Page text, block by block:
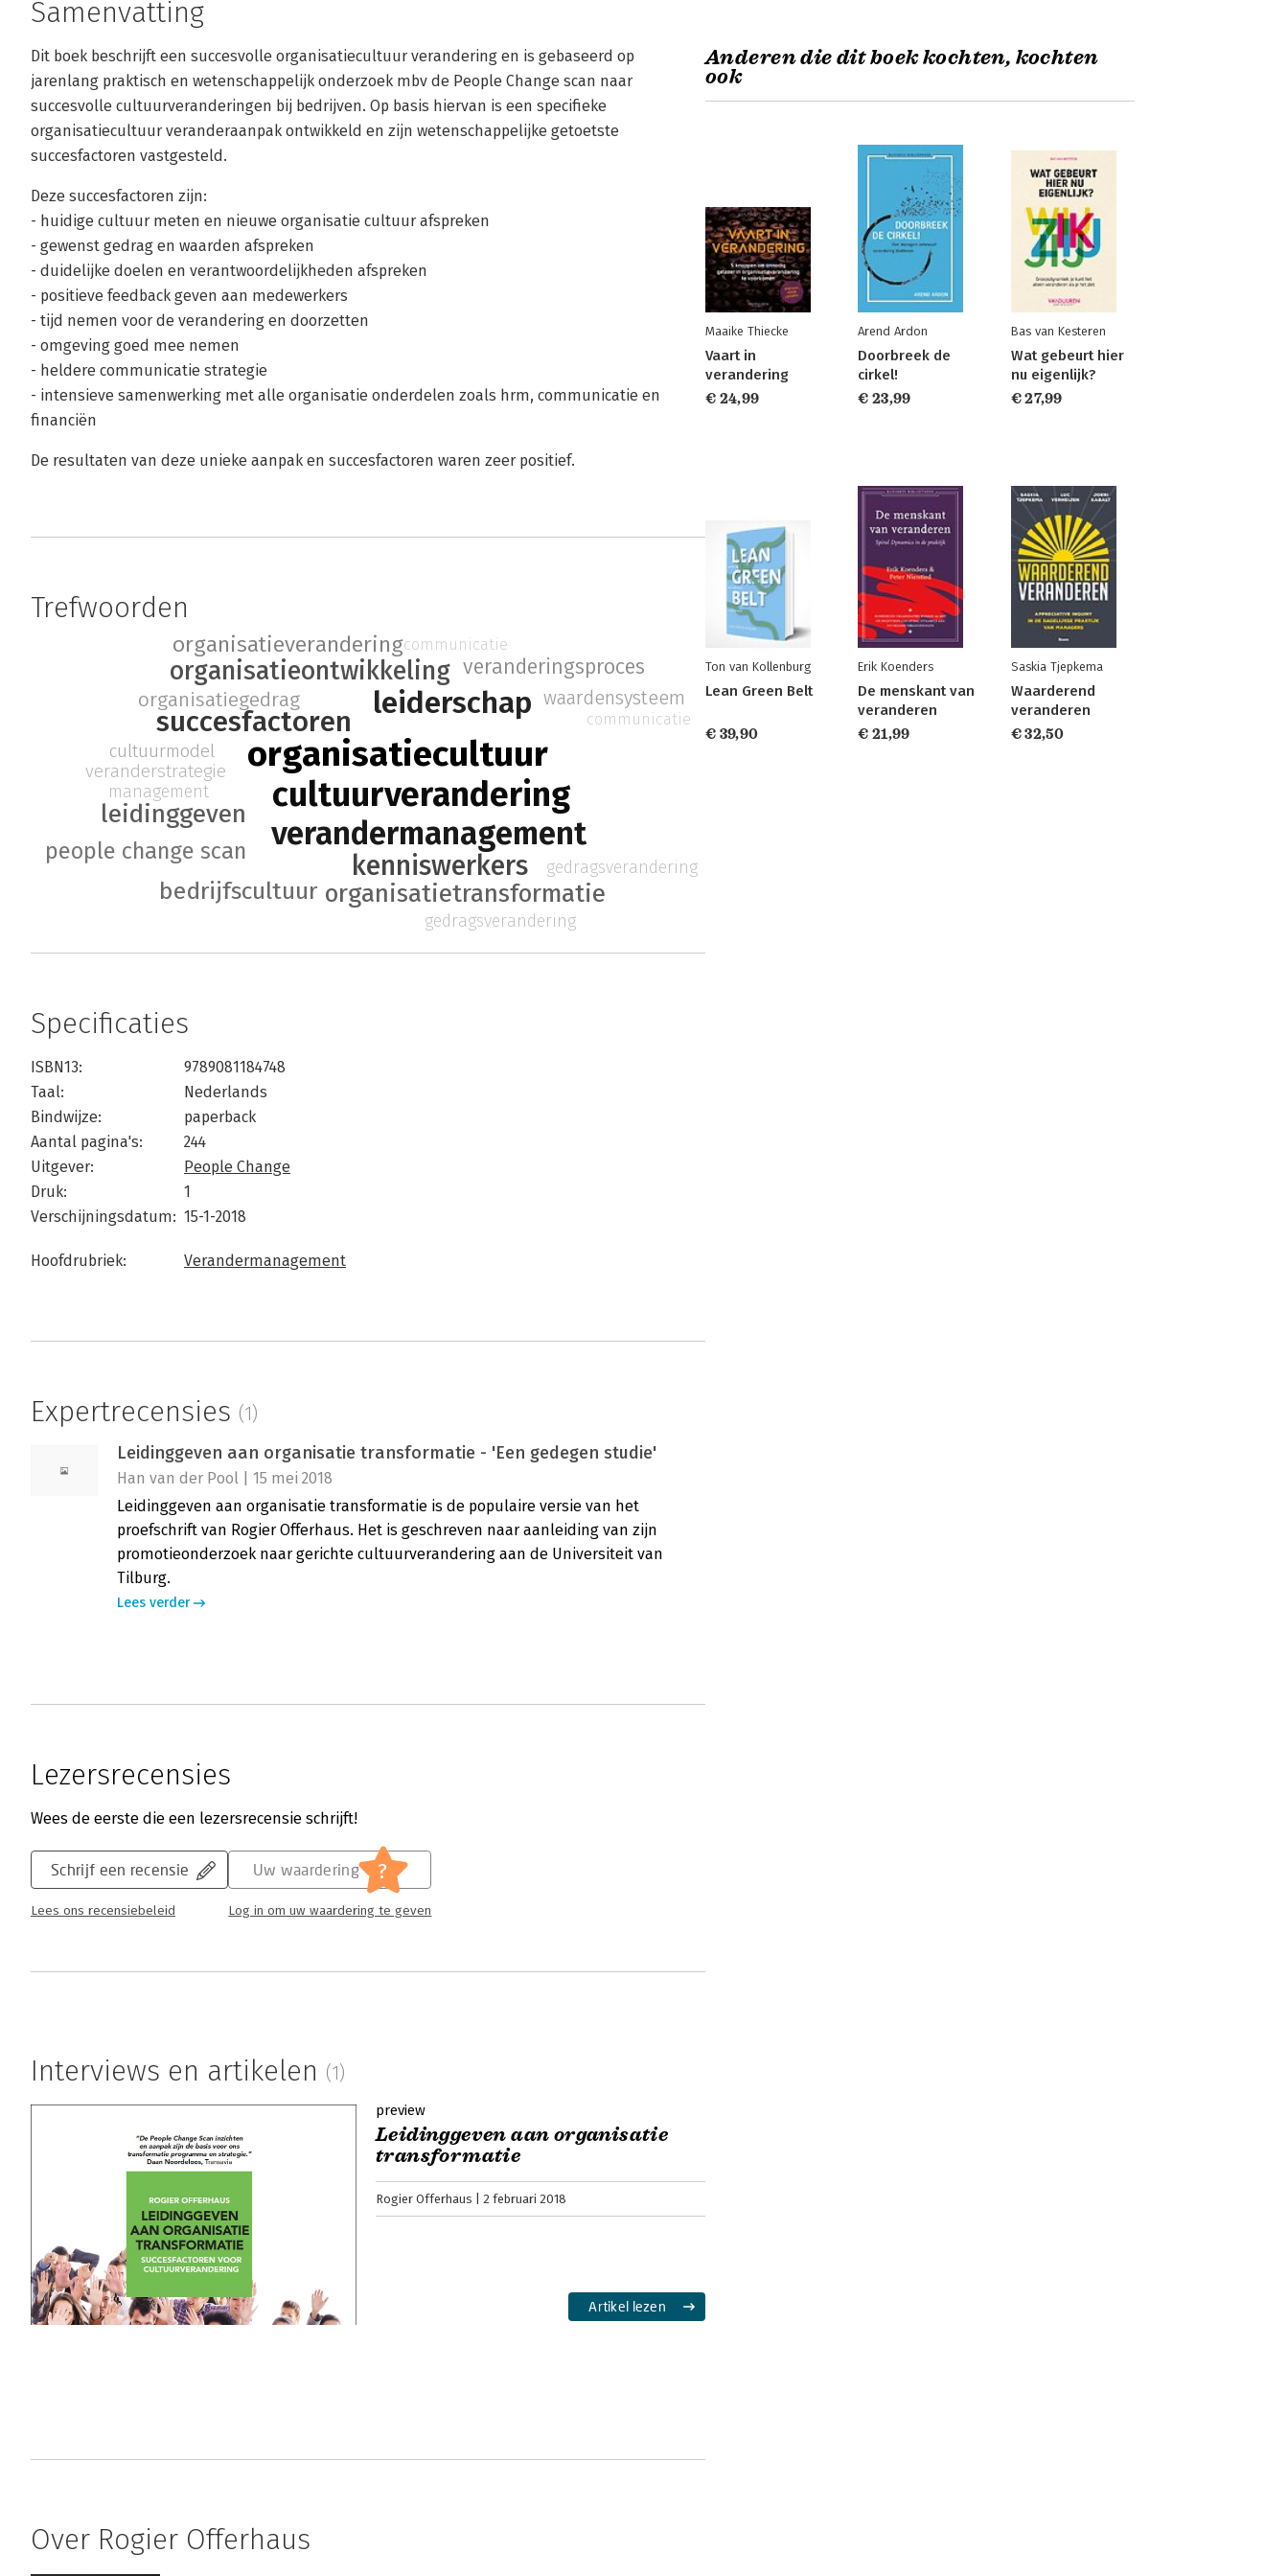
Samenvatting
Dit boek beschrijft een succesvolle organisatiecultuur verandering en is gebaseerd op
jarenlang praktisch en wetenschappelijk onderzoek mbv de People Change scan naar
succesvolle cultuurveranderingen bij bedrijven. Op basis hiervan is een specifieke
organisatiecultuur veranderaanpak ontwikkeld en zijn wetenschappelijke getoetste
succesfactoren vastgesteld.
Deze succesfactoren zijn:
- huidige cultuur meten en nieuwe organisatie cultuur afspreken
- gewenst gedrag en waarden afspreken
- duidelijke doelen en verantwoordelijkheden afspreken
- positieve feedback geven aan medewerkers
- tijd nemen voor de verandering en doorzetten
- omgeving goed mee nemen
- heldere communicatie strategie
- intensieve samenwerking met alle organisatie onderdelen zoals hrm, communicatie en
financiën
De resultaten van deze unieke aanpak en succesfactoren waren zeer positief.
Trefwoorden
organisatiecultuur
cultuurverandering
verandermanagement
succesfactoren
leiderschap
kenniswerkers
organisatieontwikkeling
organisatietransformatie
leidinggeven
bedrijfscultuur
people change scan
organisatieverandering
veranderingsproces
organisatiegedrag
management
veranderstrategie
waardensysteem
cultuurmodel
communicatie
gedragsverandering
communicatie
gedragsverandering
Specificaties
ISBN13:
9789081184748
Taal:
Nederlands
Bindwijze:
paperback
Aantal pagina's:
244
Uitgever:
People Change
Druk:
1
Verschijningsdatum: 15-1-2018
Hoofdrubriek: Verandermanagement
Expertrecensies (1)
Leidinggeven aan organisatie transformatie - 'Een gedegen studie'
Han van der Pool | 15 mei 2018
Leidinggeven aan organisatie transformatie is de populaire versie van het
proefschrift van Rogier Offerhaus. Het is geschreven naar aanleiding van zijn
promotieonderzoek naar gerichte cultuurverandering aan de Universiteit van
Tilburg.
Lees verder
Lezersrecensies
Wees de eerste die een lezersrecensie schrijft!
Schrijf een recensie
Lees ons recensiebeleid
Uw waardering ?
Log in om uw waardering te geven
Interviews en artikelen (1)
preview
Leidinggeven aan organisatie
transformatie
Rogier Offerhaus 2 februari 2018
Artikel lezen
Over Rogier Offerhaus
Anderen die dit boek kochten, kochten
ook
Maaike Thiecke
Vaart in
verandering
€ 24,99
Arend Ardon
Doorbreek de
cirkel!
€ 23,99
Bas van Kesteren
Wat gebeurt hier
nu eigenlijk?
€ 27,99
Ton van Kollenburg
Lean Green Belt
€ 39,90
Erik Koenders
De menskant van
veranderen
€ 21,99
Saskia Tjepkema
Waarderend
veranderen
€ 32,50